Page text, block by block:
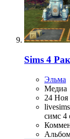
Sims 4
Эльма
Медиа
24 Ноя
livesims
симс 4